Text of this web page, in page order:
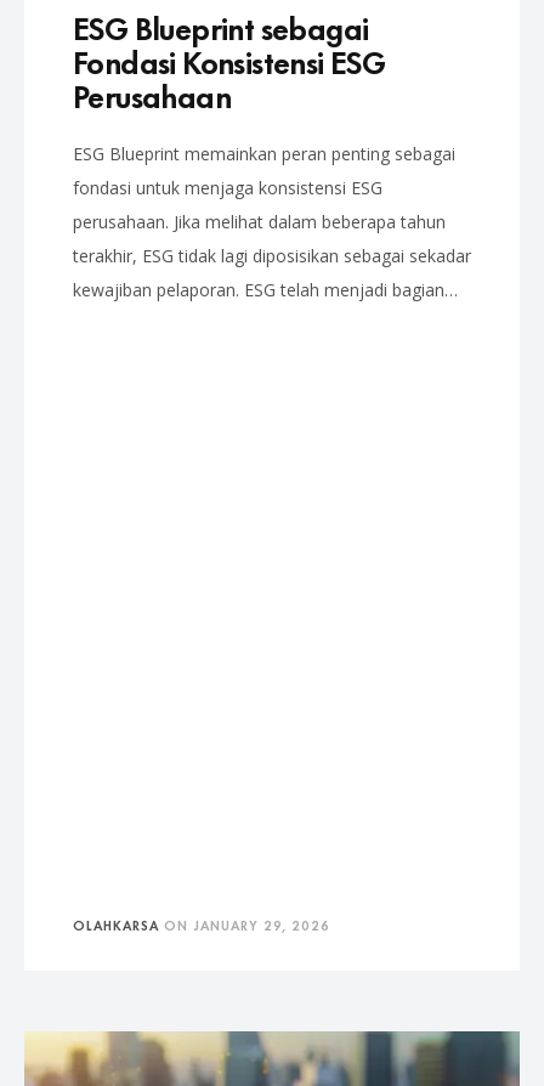
ESG Blueprint sebagai
Fondasi Konsistensi ESG
Perusahaan
ESG Blueprint memainkan peran penting sebagai
fondasi untuk menjaga konsistensi ESG
perusahaan. Jika melihat dalam beberapa tahun
terakhir, ESG tidak lagi diposisikan sebagai sekadar
kewajiban pelaporan. ESG telah menjadi bagian…
OLAHKARSA ON JANUARY 29, 2026